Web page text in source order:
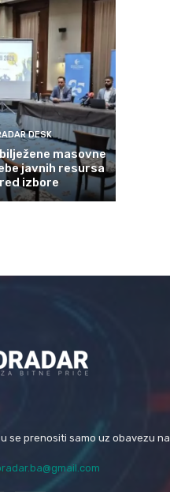
DESK
masovne
javnih resursa
izbore
prenositi samo uz obavezu